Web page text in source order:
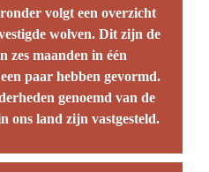
volgt een overzicht
wolven. Dit zijn de
zes maanden in één
paar hebben gevormd.
genoemd van de
ons land zijn vastgesteld.